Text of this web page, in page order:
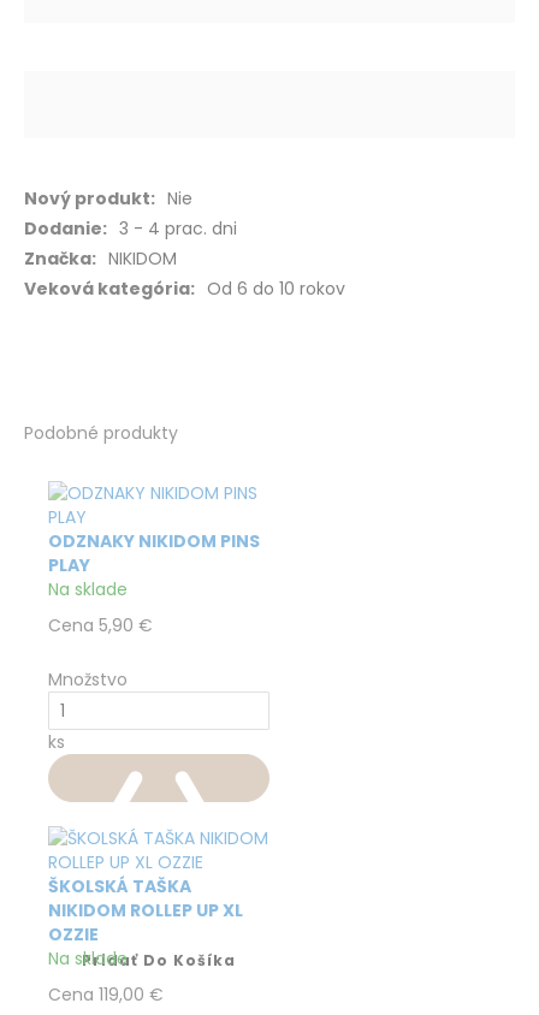
Viac
informácií
Nie
3 - 4 prac. dni
NIKIDOM
Od 6 do 10 rokov
Podobné produkty
ODZNAKY NIKIDOM PINS
PLAY
Na sklade
Cena 5,90 €
Množstvo
ks
Pridať Do Košíka
ŠKOLSKÁ TAŠKA
NIKIDOM ROLLEP UP XL
OZZIE
Na sklade
Cena 119,00 €